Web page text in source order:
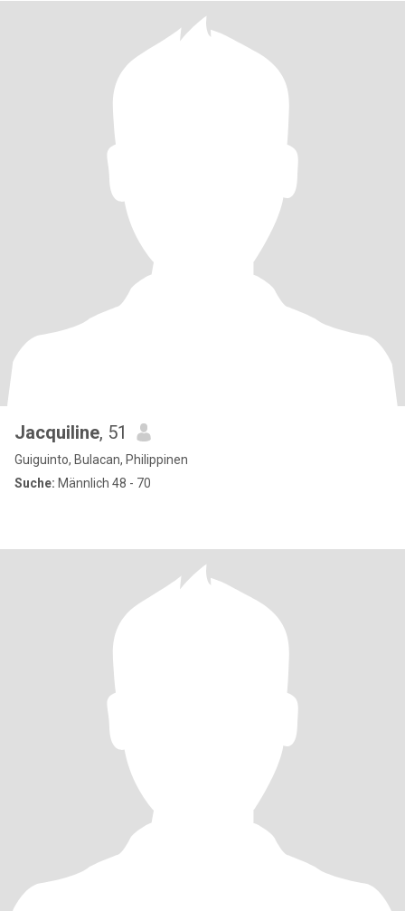
Jacquiline, 51
Guiguinto, Bulacan, Philippinen
Suche: Männlich 48 - 70